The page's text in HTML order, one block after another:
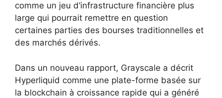
comme un jeu d’infrastructure financière plus
large qui pourrait remettre en question
certaines parties des bourses traditionnelles et
des marchés dérivés.
Dans un nouveau rapport, Grayscale a décrit
Hyperliquid comme une plate-forme basée sur
la blockchain à croissance rapide qui a généré